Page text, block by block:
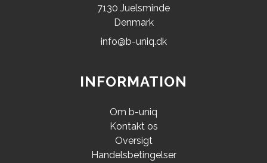
7130 Juelsminde
Denmark
info@b-uniq.dk
INFORMATION
Om b-uniq
Kontakt os
Oversigt
Handelsbetingelser